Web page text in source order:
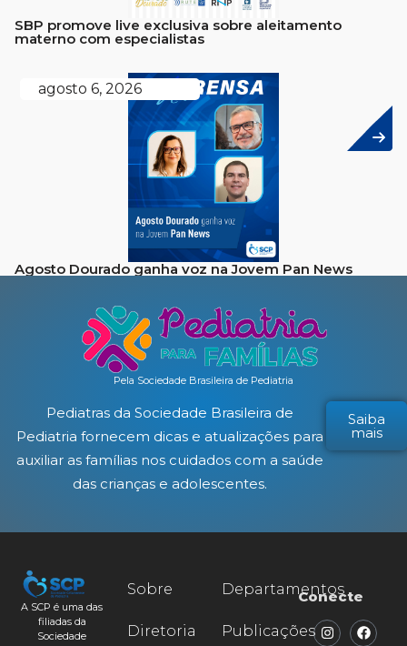
SBP promove live exclusiva sobre aleitamento
materno com especialistas
agosto 6, 2026
Agosto Dourado ganha voz na Jovem Pan News
Pela Sociedade Brasileira de Pediatria
Pediatras da Sociedade Brasileira de
Pediatria fornecem dicas e atualizações para
auxiliar as famílias nos cuidados com a saúde
das crianças e adolescentes.
Saiba
mais
A SCP é uma das
filiadas da
Sociedade
Sobre
Diretoria
Departamentos
Publicações
Conecte